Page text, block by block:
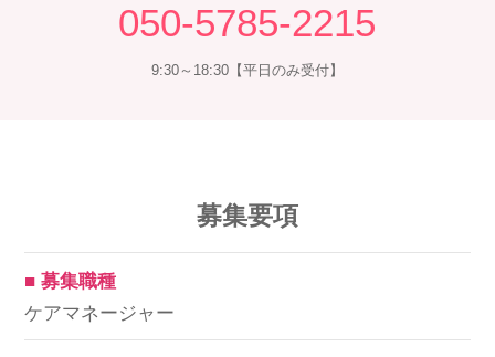
050-5785-2215
9:30～18:30【平日のみ受付】
募集要項
■ 募集職種
ケアマネージャー